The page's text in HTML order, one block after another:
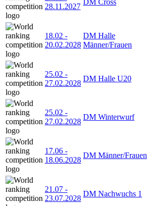
28.11.2027
18.02 -
20.02.2028
DM Halle
Männer/Frauen
25.02 -
27.02.2028
DM Halle U20
25.02 -
27.02.2028
DM Winterwurf
17.06 -
18.06.2028
DM Männer/Frauen
21.07 -
23.07.2028
DM Nachwuchs 1